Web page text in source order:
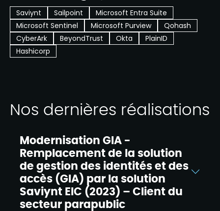
Saviynt Sailpoint
Microsoft Entra Suite
Microsoft Sentinel
Microsoft Purview
Qohash
CyberArk
BeyondTrust Okta
PlainID
Hashicorp
Nos dernières réalisations
Modernisation GIA -
Remplacement de la solution
de gestion des identités et des
accès (GIA) par la solution
Saviynt EIC (2023) – Client du
secteur parapublic